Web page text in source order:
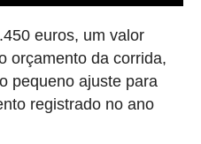
euros, um valor
orçamento da corrida,
pequeno ajuste para
registrado no ano